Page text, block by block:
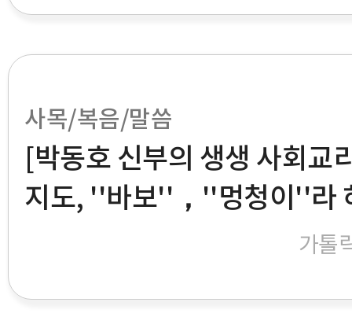
사목/복음/말씀
[박동호 신부의 생생 사회교
지도, ''바보''，''멍청이''라
가톨